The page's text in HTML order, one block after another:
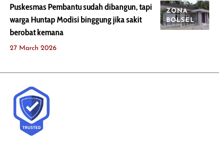
ZONA
BOLSEL
Puskesmas Pembantu sudah dibangun, tapi
warga Huntap Modisi binggung jika sakit
berobat kemana
27 March 2026